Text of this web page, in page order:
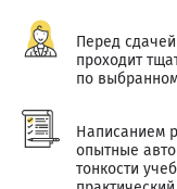
Перед
проходит
по
Написанием
опытные
тонкости